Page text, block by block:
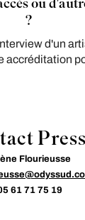
?
d'un
accréditation
Flourieusse
61 71 75 19